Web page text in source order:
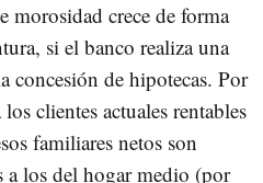
morosidad crece de forma
si el banco realiza una
concesión de hipotecas. Por
clientes actuales rentables
familiares netos son
a los del hogar medio (por